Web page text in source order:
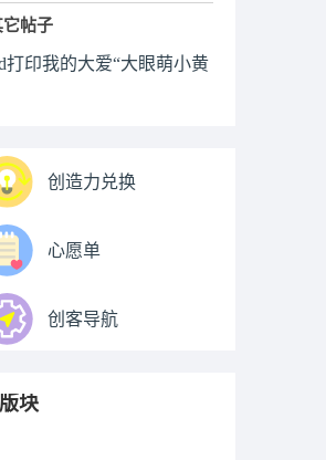
帖子
打印我的大爱“大眼萌小黄
创造力兑换
心愿单
创客导航
块